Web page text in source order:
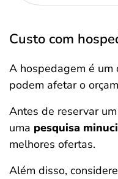
Custo com
A hospedagem é um
podem afetar o
Antes de reservar
uma pesquisa
melhores ofertas.
Além disso,